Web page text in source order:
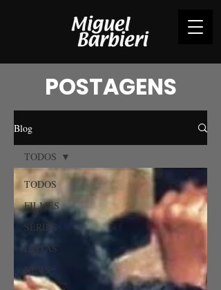
POSTAGENS
Blog
TODOS
FILMES
SÉRIES
LISTAS
NEWS
TODOS